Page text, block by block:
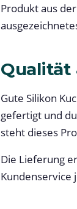
Produkt aus
Qualität
Gute Silikon
gefertigt und
steht dieses
Die Lieferung
Kundenservice